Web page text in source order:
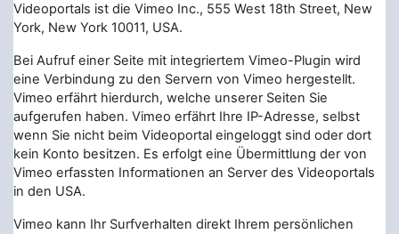
Videoportals ist die Vimeo Inc., 555 West 18th Street, New
York, New York 10011, USA.
Bei Aufruf einer Seite mit integriertem Vimeo-Plugin wird
eine Verbindung zu den Servern von Vimeo hergestellt.
Vimeo erfährt hierdurch, welche unserer Seiten Sie
aufgerufen haben. Vimeo erfährt Ihre IP-Adresse, selbst
wenn Sie nicht beim Videoportal eingeloggt sind oder dort
kein Konto besitzen. Es erfolgt eine Übermittlung der von
Vimeo erfassten Informationen an Server des Videoportals
in den USA.
Vimeo kann Ihr Surfverhalten direkt Ihrem persönlichen